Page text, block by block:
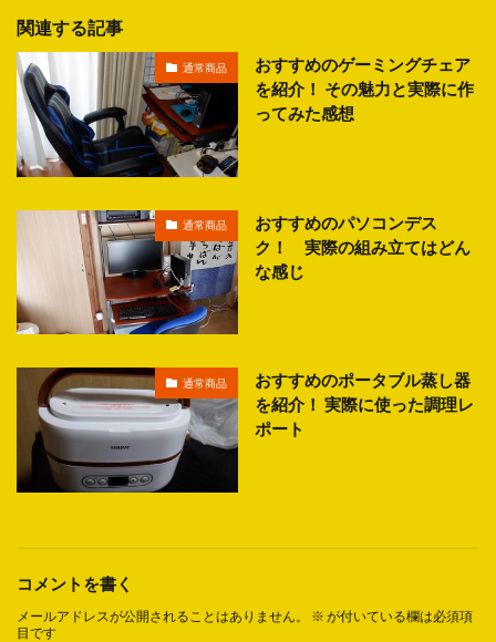
関連する記事
通常商品
おすすめのゲーミングチェア
を紹介！ その魅力と実際に作
ってみた感想
通常商品
おすすめのパソコンデス
ク！ 実際の組み立てはどん
な感じ
通常商品
おすすめのポータブル蒸し器
を紹介！ 実際に使った調理レ
ポート
コメントを書く
メールアドレスが公開されることはありません。 ※ が付いている欄は必須項
目です